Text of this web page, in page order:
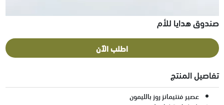
صندوق هدايا للأم
اطلب الآن
تفاصيل المنتج
عصير فنتيمانز روز بالليمون